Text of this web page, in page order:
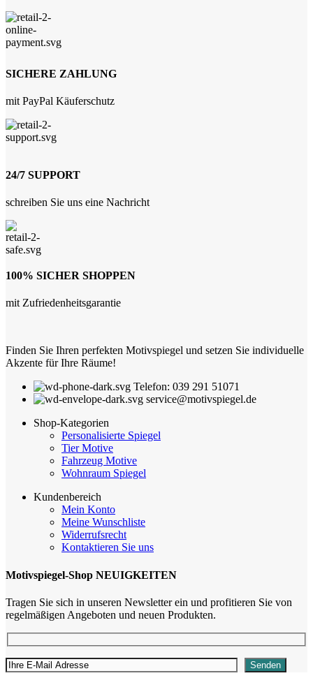
SICHERE ZAHLUNG
mit PayPal Käuferschutz
24/7 SUPPORT
schreiben Sie uns eine Nachricht
100% SICHER SHOPPEN
mit Zufriedenheitsgarantie
Finden Sie Ihren perfekten Motivspiegel und setzen Sie individuelle
Akzente für Ihre Räume!
Telefon: 039 291 51071
service@motivspiegel.de
Shop-Kategorien
Personalisierte Spiegel
Tier Motive
Fahrzeug Motive
Wohnraum Spiegel
Kundenbereich
Mein Konto
Meine Wunschliste
Widerrufsrecht
Kontaktieren Sie uns
Motivspiegel-Shop NEUIGKEITEN
Tragen Sie sich in unseren Newsletter ein und profitieren Sie von
regelmäßigen Angeboten und neuen Produkten.